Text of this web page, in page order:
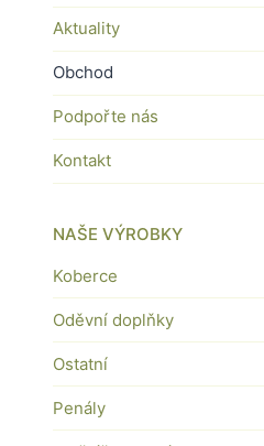
Aktuality
Obchod
Podpořte nás
Kontakt
NAŠE VÝROBKY
Koberce
Oděvní doplňky
Ostatní
Penály